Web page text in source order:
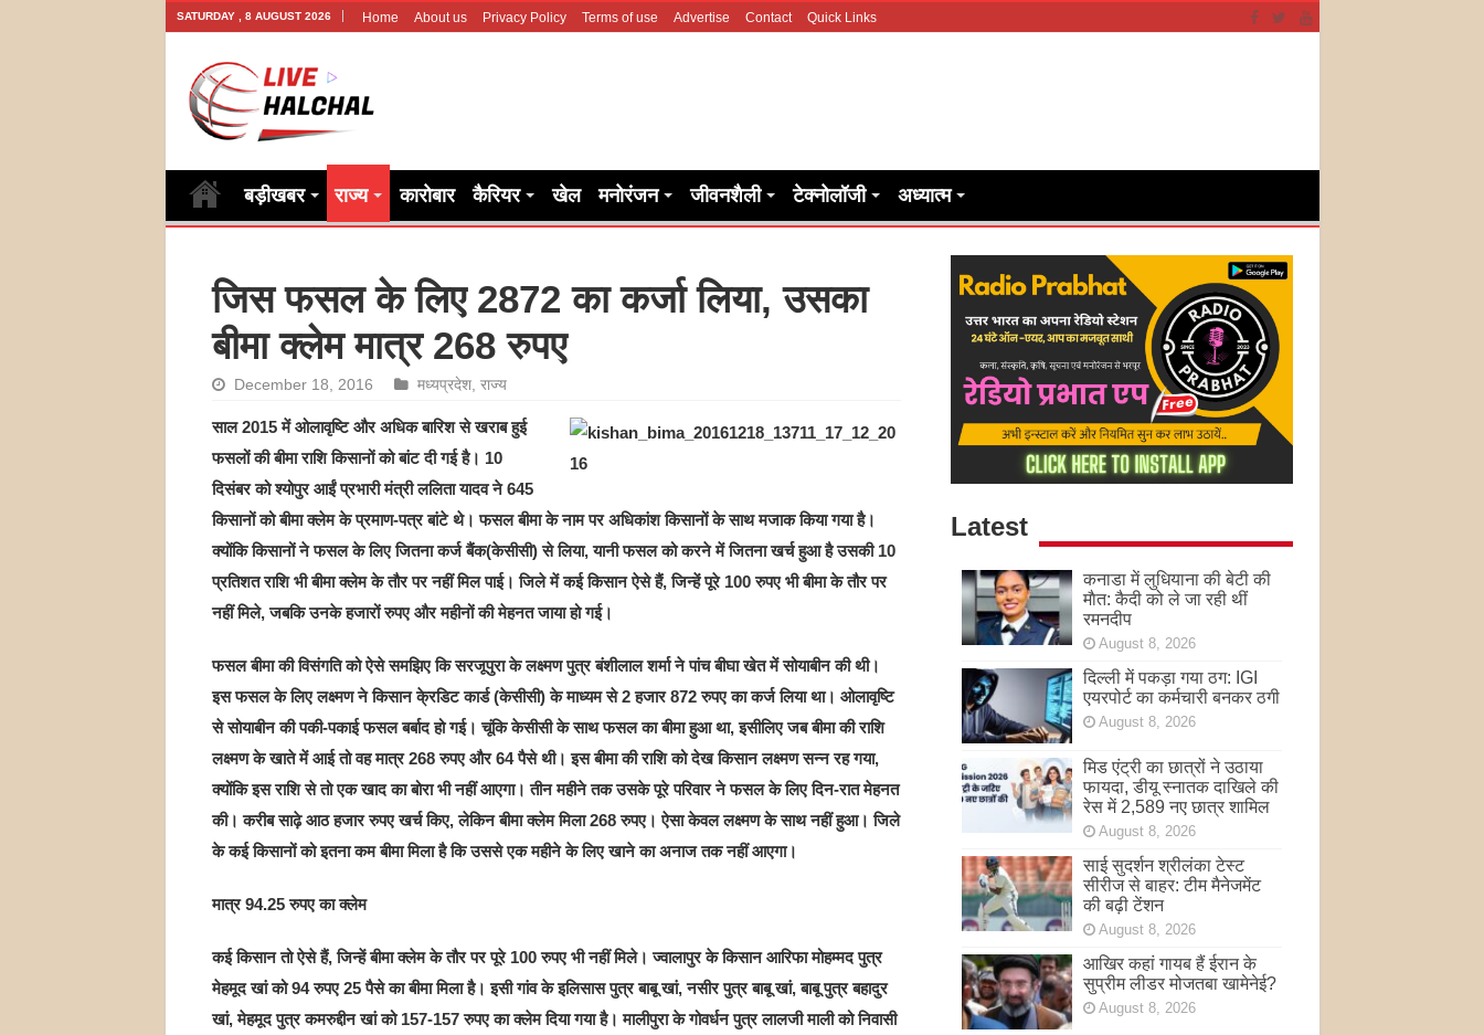
SATURDAY , 8 AUGUST 2026 Home About us Privacy Policy Terms of use Advertise Contact Quick Links
बड़ीखबर राज्य कारोबार कैरियर खेल मनोरंजन जीवनशैली टेक्नोलॉजी अध्यात्म
जिस फसल के लिए 2872 का कर्जा लिया, उसका
बीमा क्लेम मात्र 268 रुपए
December 18, 2016 मध्यप्रदेश, राज्य
साल 2015 में ओलावृष्टि और अधिक बारिश से खराब हुई
फसलों की बीमा राशि किसानों को बांट दी गई है। 10
दिसंबर को श्योपुर आईं प्रभारी मंत्री ललिता यादव ने 645
किसानों को बीमा क्लेम के प्रमाण-पत्र बांटे थे। फसल बीमा के नाम पर अधिकांश किसानों के साथ मजाक किया गया है।
क्योंकि किसानों ने फसल के लिए जितना कर्ज बैंक(केसीसी) से लिया, यानी फसल को करने में जितना खर्च हुआ है उसकी 10
प्रतिशत राशि भी बीमा क्लेम के तौर पर नहीं मिल पाई। जिले में कई किसान ऐसे हैं, जिन्हें पूरे 100 रुपए भी बीमा के तौर पर
नहीं मिले, जबकि उनके हजारों रुपए और महीनों की मेहनत जाया हो गई।
फसल बीमा की विसंगति को ऐसे समझिए कि सरजूपुरा के लक्ष्मण पुत्र बंशीलाल शर्मा ने पांच बीघा खेत में सोयाबीन की थी।
इस फसल के लिए लक्ष्मण ने किसान के्रडिट कार्ड (केसीसी) के माध्यम से 2 हजार 872 रुपए का कर्ज लिया था। ओलावृष्टि
से सोयाबीन की पकी-पकाई फसल बर्बाद हो गई। चूंकि केसीसी के साथ फसल का बीमा हुआ था, इसीलिए जब बीमा की राशि
लक्ष्मण के खाते में आई तो वह मात्र 268 रुपए और 64 पैसे थी। इस बीमा की राशि को देख किसान लक्ष्मण सन्न रह गया,
क्योंकि इस राशि से तो एक खाद का बोरा भी नहीं आएगा। तीन महीने तक उसके पूरे परिवार ने फसल के लिए दिन-रात मेहनत
की। करीब साढ़े आठ हजार रुपए खर्च किए, लेकिन बीमा क्लेम मिला 268 रुपए। ऐसा केवल लक्ष्मण के साथ नहीं हुआ। जिले
के कई किसानों को इतना कम बीमा मिला है कि उससे एक महीने के लिए खाने का अनाज तक नहीं आएगा।
मात्र 94.25 रुपए का क्लेम
कई किसान तो ऐसे हैं, जिन्हें बीमा क्लेम के तौर पर पूरे 100 रुपए भी नहीं मिले। ज्वालापुर के किसान आरिफा मोहम्मद पुत्र
मेहमूद खां को 94 रुपए 25 पैसे का बीमा मिला है। इसी गांव के इलिसास पुत्र बाबू खां, नसीर पुत्र बाबू खां, बाबू पुत्र बहादुर
खां, मेहमूद पुत्र कमरुद्दीन खां को 157-157 रुपए का क्लेम दिया गया है। मालीपुरा के गोवर्धन पुत्र लालजी माली को निवासी
Latest
कनाडा में लुधियाना की बेटी की
माैत: कैदी को ले जा रही थीं
रमनदीप
August 8, 2026
दिल्ली में पकड़ा गया ठग: IGI
एयरपोर्ट का कर्मचारी बनकर ठगी
August 8, 2026
मिड एंट्री का छात्रों ने उठाया
फायदा, डीयू स्नातक दाखिले की
रेस में 2,589 नए छात्र शामिल
August 8, 2026
साई सुदर्शन श्रीलंका टेस्ट
सीरीज से बाहर: टीम मैनेजमेंट
की बढ़ी टेंशन
August 8, 2026
आखिर कहां गायब हैं ईरान के
सुप्रीम लीडर मोजतबा खामेनेई?
August 8, 2026